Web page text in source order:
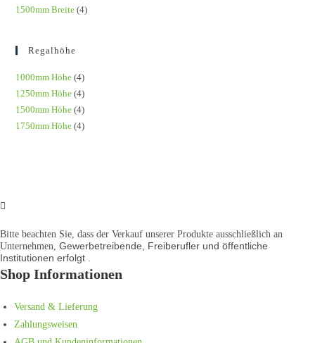
1500mm Breite (4)
Regalhöhe
1000mm Höhe (4)
1250mm Höhe (4)
1500mm Höhe (4)
1750mm Höhe (4)
Bitte beachten Sie, dass der Verkauf unserer Produkte ausschließlich an
Unternehmen, Gewerbetreibende, Freiberufler und öffentliche
Institutionen erfolgt .
Shop Informationen
Versand & Lieferung
Zahlungsweisen